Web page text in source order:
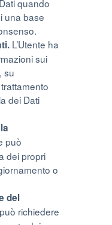
quando
una base
L’Utente ha
sui
su
dei Dati
può
dei propri
o
del
richiedere